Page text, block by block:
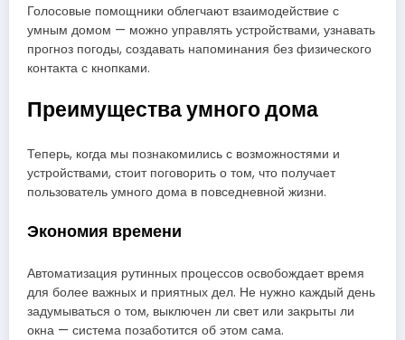
Голосовые помощники облегчают взаимодействие с
умным домом — можно управлять устройствами, узнавать
прогноз погоды, создавать напоминания без физического
контакта с кнопками.
Преимущества умного дома
Теперь, когда мы познакомились с возможностями и
устройствами, стоит поговорить о том, что получает
пользователь умного дома в повседневной жизни.
Экономия времени
Автоматизация рутинных процессов освобождает время
для более важных и приятных дел. Не нужно каждый день
задумываться о том, выключен ли свет или закрыты ли
окна — система позаботится об этом сама.